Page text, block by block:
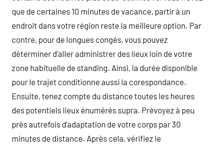
que de certaines 10 minutes de vacance, partir à un
endroit dans votre région reste la meilleure option. Par
contre, pour de longues congés, vous pouvez
déterminer d’aller administrer des lieux loin de votre
zone habituelle de standing. Ainsi, la durée disponible
pour le trajet conditionne aussi la corespondance.
Ensuite, tenez compte du distance toutes les heures
des potentiels lieux énumérés supra. Prévoyez à peu
près autrefois d’adaptation de votre corps par 30
minutes de distance. Après cela, vérifiez le